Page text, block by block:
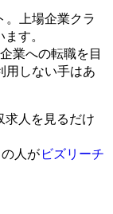
。上場企業クラ
す。
業への転職を目
用しない手はあ
求人を見るだけ
人が ビズリーチ